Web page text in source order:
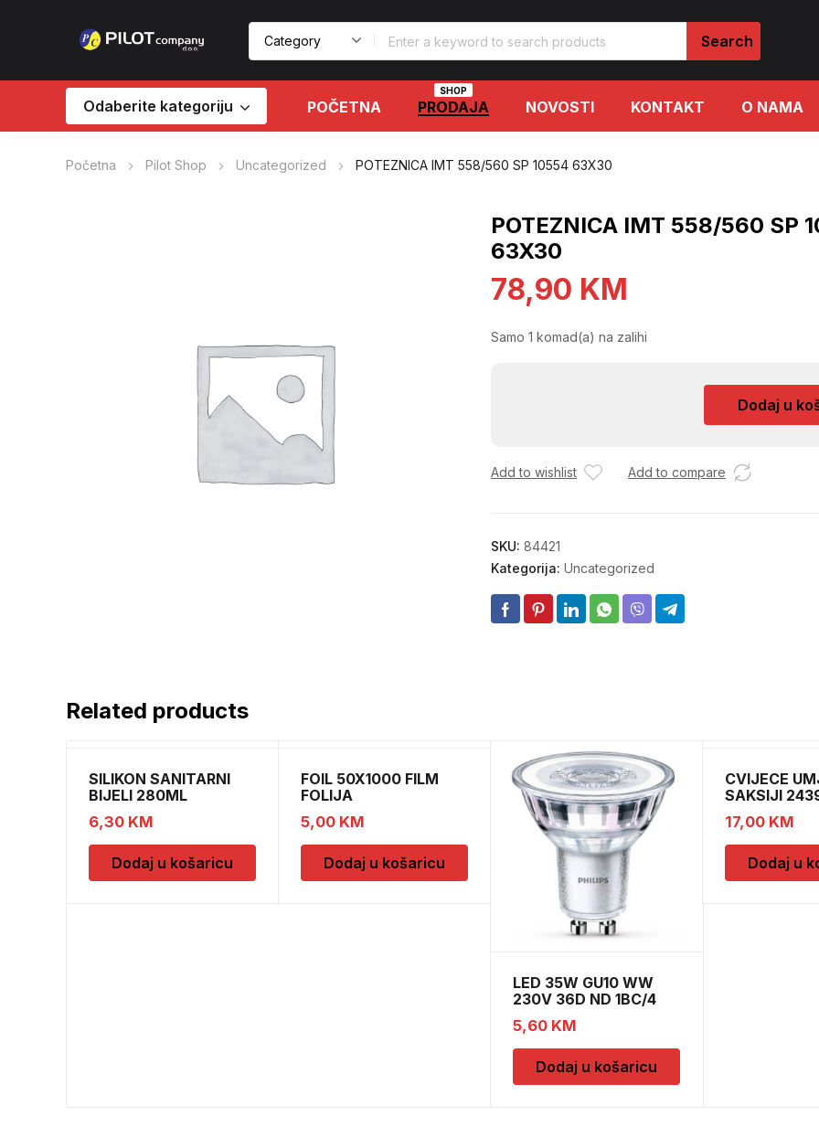
Odaberite kategoriju POČETNA PRODAJA
SHOP
NOVOSTI KONTAKT O NAMA
Početna Pilot Shop Uncategorized POTEZNICA IMT 558/560 SP 10554 63X30
POTEZNICA IMT 558/560 SP
63X30
78,90 KM
Samo 1 komad(a) na zalihi
10554
Dodaj u
Add to wishlist Add to compare
SKU: 84421
Kategorija: Uncategorized
Related products
SILIKON SANITARNI
BIJELI 280ML
6,30 KM
Dodaj u košaricu
FOIL 50X1000 FILM
FOLIJA
5,00 KM
Dodaj u košaricu
LED 35W GU10 WW
230V 36D ND 1BC/4
5,60 KM
Dodaj u košaricu
CVIJECE
SAKSIJI
CH52439
17,00 KM
Dodaj u